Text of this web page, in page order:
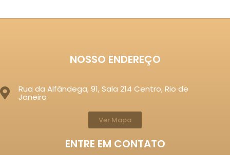
NOSSO ENDEREÇO
Rua da Alfândega, 91, Sala 214 Centro, Rio de
Janeiro
Ver Mapa
ENTRE EM CONTATO